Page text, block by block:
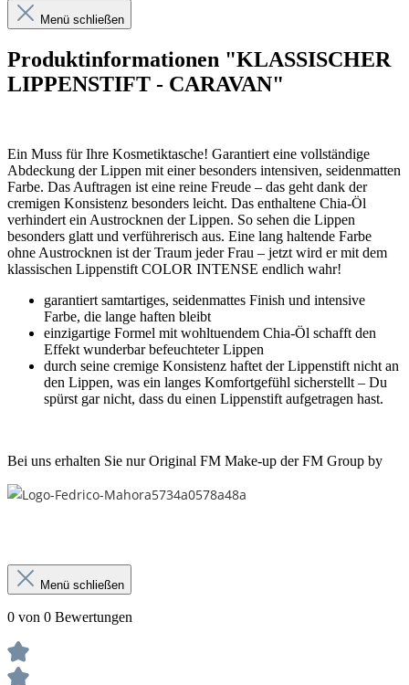
Menü schließen
Produktinformationen "KLASSISCHER
LIPPENSTIFT - CARAVAN"
Ein Muss für Ihre Kosmetiktasche! Garantiert eine vollständige
Abdeckung der Lippen mit einer besonders intensiven, seidenmatten
Farbe. Das Auftragen ist eine reine Freude – das geht dank der
cremigen Konsistenz besonders leicht. Das enthaltene Chia-Öl
verhindert ein Austrocknen der Lippen. So sehen die Lippen
besonders glatt und verführerisch aus. Eine lang haltende Farbe
ohne Austrocknen ist der Traum jeder Frau – jetzt wird er mit dem
klassischen Lippenstift COLOR INTENSE endlich wahr!
garantiert samtartiges, seidenmattes Finish und intensive
Farbe, die lange haften bleibt
einzigartige Formel mit wohltuendem Chia-Öl schafft den
Effekt wunderbar befeuchteter Lippen
durch seine cremige Konsistenz haftet der Lippenstift nicht an
den Lippen, was ein langes Komfortgefühl sicherstellt – Du
spürst gar nicht, dass du einen Lippenstift aufgetragen hast.
Bei uns erhalten Sie nur Original FM Make-up der FM Group by
Menü schließen
0 von 0 Bewertungen